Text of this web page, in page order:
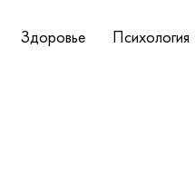
Здоровье Психология